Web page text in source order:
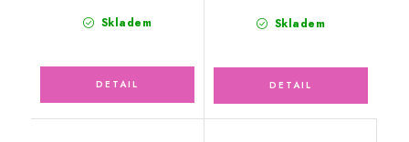
Skladem Skladem